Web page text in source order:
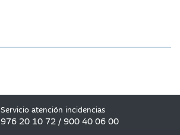
Servicio atención incidencias
976 20 10 72 / 900 40 06 00